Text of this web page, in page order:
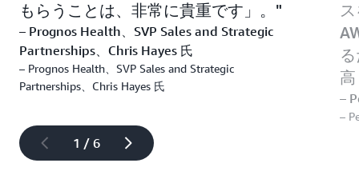
もらうことは、非常に貴重です」。
– Prognos Health、SVP Sales and Strategic
Partnerships、Chris Hayes 氏
– Prognos Health、SVP Sales and Strategic
Partnerships、Chris Hayes 氏
–
–
1 / 6